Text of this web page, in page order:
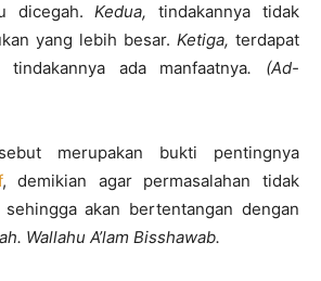
dicegah.Kedua, tindakannya tidak
yang lebih besar. Ketiga, terdapat
tindakannya ada manfaatnya. (Ad-
merupakan bukti pentingnya
, demikian agar permasalahan tidak
akan bertentangan dengan
Wallahu A’lam Bisshawab.